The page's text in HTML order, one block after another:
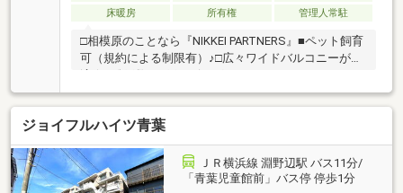
床暖房 所有権 管理人常駐
□相模原のことなら『NIKKEI PARTNERS』■ペット飼育
可（規約による制限有）♪□広々ワイドバルコニーが快
適☆■総戸数340戸のビッグコミュニティ□オーナーラ
ウンジ・パーティールーム・ママズラウンジ併設♪■ス
ーパーマーケット『ヤオコー』に隣接□鹿沼公園目の
前の立地☆■モニター付インターホン・エレベーター
など充実した設備□共和小学校・共和中学校■お気軽に
お問い合わせください♪
ジョイフルハイツ青葉
ＪＲ横浜線 淵野辺駅 バス11分/
「青葉児童館前」バス停 停歩1分